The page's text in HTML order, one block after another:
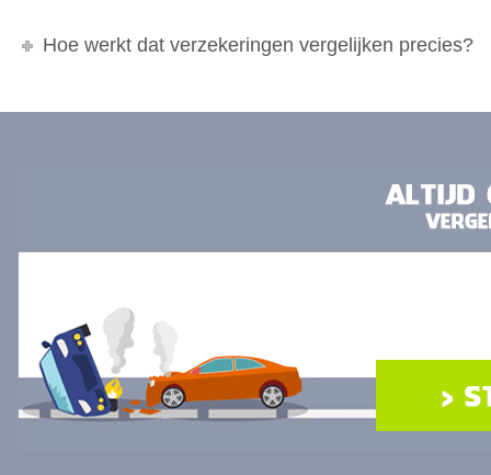
Hoe werkt dat verzekeringen vergelijken precies?